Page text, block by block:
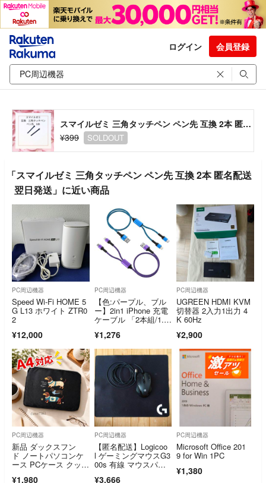
ログイン 会員登録
スマイルゼミ 三角タッチペン ペン先 互換 2本 匿名配送 翌日発送
¥399
SOLDOUT
「スマイルゼミ 三角タッチペン ペン先 互換 2本 匿名配送
翌日発送」に近い商品
PC周辺機器
Speed Wi-Fi HOME 5
G L13 ホワイト ZTR0
2
¥12,000
PC周辺機器
【色:パープル、ブル
ー】2in1 iPhone 充電
ケーブル 「2本組/1.2
¥1,276
PC周辺機器
UGREEN HDMI KVM
切替器 2入力1出力 4
K 60Hz
¥2,900
PC周辺機器
新品 ダックスフン
ド ノートパソコンケ
ース PCケース クッシ
¥1,980
PC周辺機器
【匿名配送】Logicoo
l ゲーミングマウスG3
00s 有線 マウスパッ
¥3,666
PC周辺機器
Microsoft Office 201
9 for Win 1PC
¥1,380